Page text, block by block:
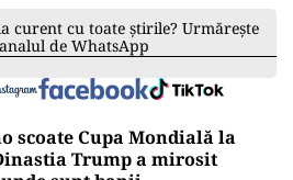
curent cu toate știrile? Urmărește
de WhatsApp
scoate Cupa Mondială la
Trump a mirosit